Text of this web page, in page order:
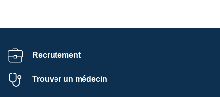
Recrutement
Trouver un médecin